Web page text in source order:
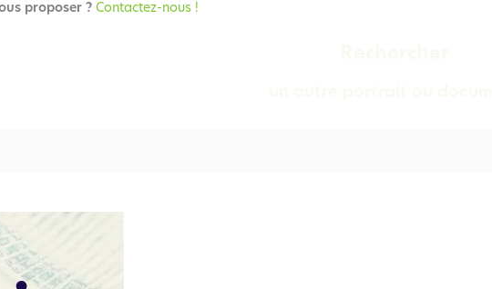
proposer ? Contactez-nous !